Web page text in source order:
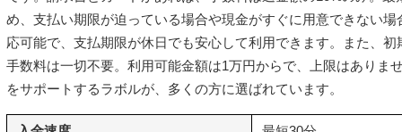
め、支払い期限が迫っている場合や現金がすぐに用意できない
応可能で、支払期限が休日でも安心して利用できます。また、
手数料は一切不要。利用可能金額は1万円からで、上限はありま
をサポートするラボルが、多くの方に選ばれています。